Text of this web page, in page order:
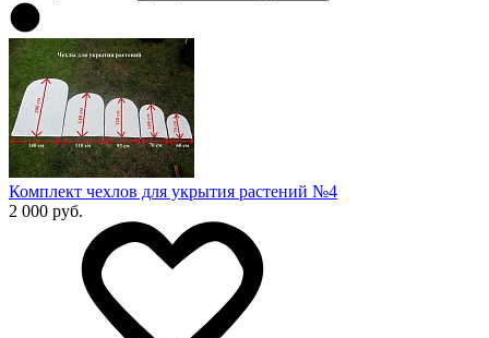
Комплект чехлов для укрытия растений №4
2 000 руб.